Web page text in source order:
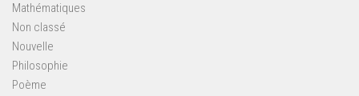
Mathématiques
Non classé
Nouvelle
Philosophie
Poème